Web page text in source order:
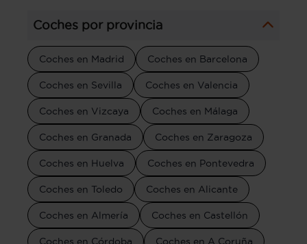
Coches por provincia
Coches en Madrid Coches en Barcelona
Coches en Sevilla Coches en Valencia
Coches en Vizcaya Coches en Málaga
Coches en Granada Coches en Zaragoza
Coches en Huelva Coches en Pontevedra
Coches en Toledo Coches en Alicante
Coches en Almería Coches en Castellón
Coches en Córdoba Coches en A Coruña